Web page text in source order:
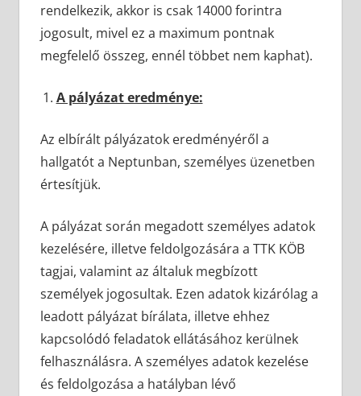
rendelkezik, akkor is csak 14000 forintra
jogosult, mivel ez a maximum pontnak
megfelelő összeg, ennél többet nem kaphat).
A pályázat eredménye:
Az elbírált pályázatok eredményéről a
hallgatót a Neptunban, személyes üzenetben
értesítjük.
A pályázat során megadott személyes adatok
kezelésére, illetve feldolgozására a TTK KÖB
tagjai, valamint az általuk megbízott
személyek jogosultak. Ezen adatok kizárólag a
leadott pályázat bírálata, illetve ehhez
kapcsolódó feladatok ellátásához kerülnek
felhasználásra. A személyes adatok kezelése
és feldolgozása a hatályban lévő